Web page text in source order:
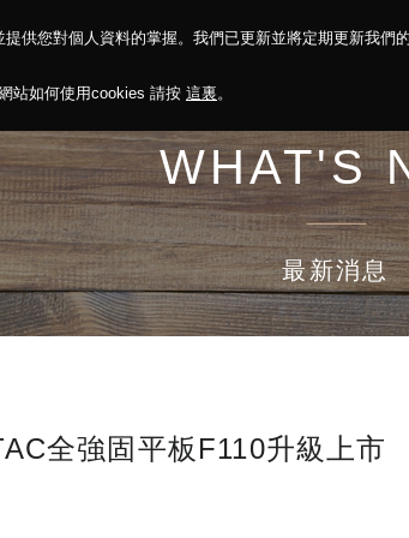
供您對個人資料的掌握。我們已更新並將定期更新我們的
站如何使用cookies 請按 這裏。
解決方案 永續報告 投資人關係
WHAT'S
最新消息
全強固平板F110升級上市